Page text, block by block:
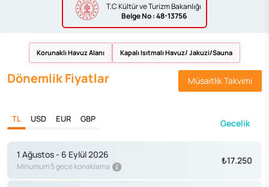
T.C Kültür ve Turizm Bakanlığı
BelgeNo : 48-13756
Korunaklı Havuz Alanı Kapalı Isıtmalı Havuz/ Jakuzi/Sauna
Dönemlik Fiyatlar Müsaitlik Takvimi
TL USD EUR GBP Gecelik
1 Ağustos - 6 Eylül 2026
Minumum 5 gece konaklama
₺17.250